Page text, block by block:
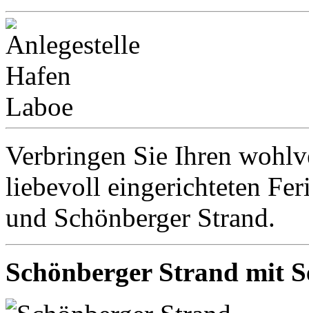
Verbringen Sie Ihren
liebevoll eingerichteten
und Schönberger Strand.
Schönberger Strand mit